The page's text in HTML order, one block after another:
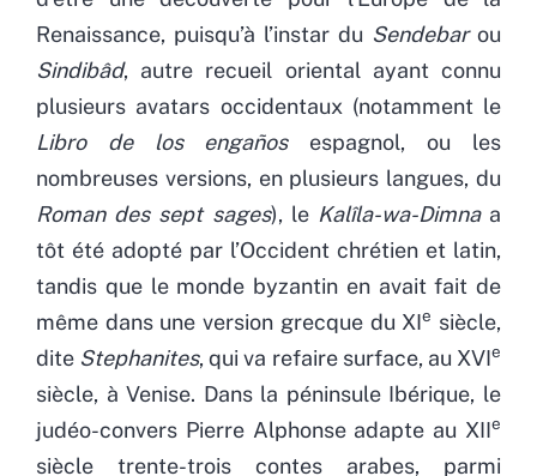
Renaissance, puisqu’à l’instar du Sendebar ou
Sindibâd, autre recueil oriental ayant connu
plusieurs avatars occidentaux (notamment le
Libro de los engaños espagnol, ou les
nombreuses versions, en plusieurs langues, du
Roman des sept sages), le Kalîla-wa-Dimna a
tôt été adopté par l’Occident chrétien et latin,
tandis que le monde byzantin en avait fait de
même dans une version grecque du XIe siècle,
dite Stephanites, qui va refaire surface, au XVIe
siècle, à Venise. Dans la péninsule Ibérique, le
judéo-convers Pierre Alphonse adapte au XIIe
siècle trente-trois contes arabes, parmi